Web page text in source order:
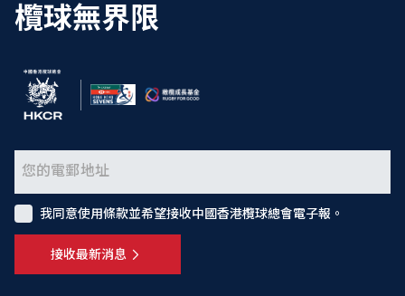
欖球無界限
接收最新消息
我同意使用條款並希望接收中國香港欖球總會電子報。